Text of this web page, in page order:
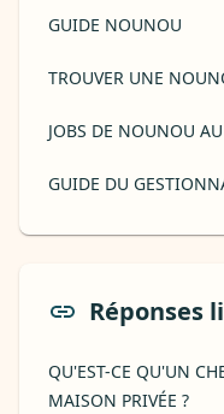
GUIDE NOUNOU
TROUVER UNE
JOBS DE NOUNOU
GUIDE DU
Réponses
QU'EST-CE QU'UN
MAISON PRIVÉE ?